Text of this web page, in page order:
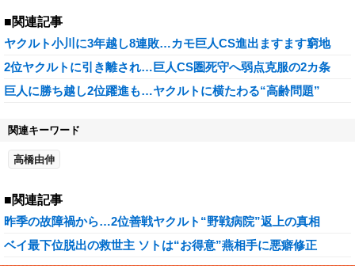
■関連記事
ヤクルト小川に3年越し8連敗…カモ巨人CS進出ますます窮地
2位ヤクルトに引き離され…巨人CS圏死守へ弱点克服の2カ条
巨人に勝ち越し2位躍進も…ヤクルトに横たわる“高齢問題”
関連キーワード
高橋由伸
■関連記事
昨季の故障禍から…2位善戦ヤクルト“野戦病院”返上の真相
ベイ最下位脱出の救世主 ソトは“お得意”燕相手に悪癖修正